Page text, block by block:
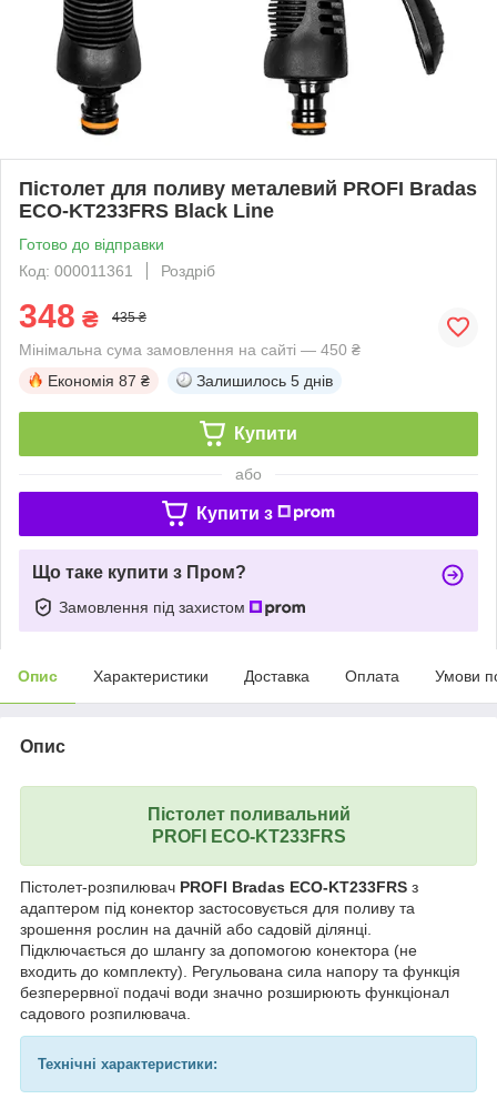
Пістолет для поливу металевий PROFI Bradas
ECO-KT233FRS Black Line
Готово до відправки
Код: 000011361
Роздріб
348 ₴ 435 ₴
Мінімальна сума замовлення на сайті — 450 ₴
Економія 87 ₴ Залишилось 5 днів
Купити
або
Купити з
Що таке купити з Пром?
Замовлення під захистом
Опис Характеристики Доставка Оплата Умови
Опис
Пістолет поливальний
PROFI ECO-KT233FRS
Пістолет-розпилювач PROFI Bradas ECO-KT233FRS з
адаптером під конектор застосовується для поливу та
зрошення рослин на дачній або садовій ділянці.
Підключається до шлангу за допомогою конектора (не
входить до комплекту). Регульована сила напору та функція
безперервної подачі води значно розширюють функціонал
садового розпилювача.
Технічні характеристики: